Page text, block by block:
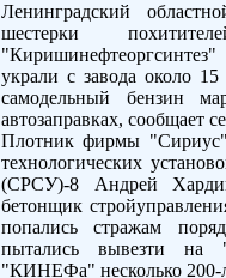
Ленинградский
шестерки
украли с завода около
самодельный бензин
автозаправках, сообщает
Плотник фирмы
технологических
(СРСУ)-8 Андрей
бетонщик
попались стражам
пытались вывезти на
"КИНЕФа" несколько 200-